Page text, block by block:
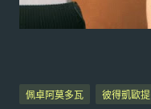
佩卓阿莫多瓦 彼得凱歐提